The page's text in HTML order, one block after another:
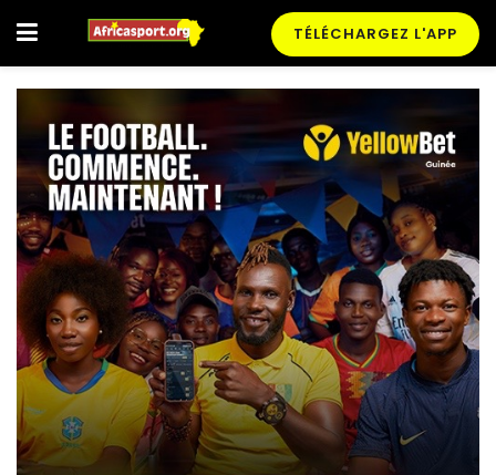
TÉLÉCHARGEZ L'APP